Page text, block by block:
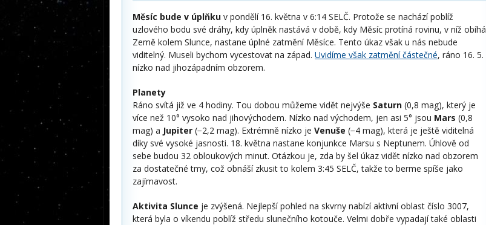
Měsíc bude v úplňku v pondělí 16. května v 6:14 SELČ. Protože se nachází poblíž
uzlového bodu své dráhy, kdy úplněk nastává v době, kdy Měsíc protíná rovinu, v níž obíhá
Země kolem Slunce, nastane úplné zatmění Měsíce. Tento úkaz však u nás nebude
viditelný. Museli bychom vycestovat na západ. Uvidíme však zatmění částečné, ráno 16. 5.
nízko nad jihozápadním obzorem.
Planety
Ráno svítá již ve 4 hodiny. Tou dobou můžeme vidět nejvýše Saturn (0,8 mag), který je
více než 10° vysoko nad jihovýchodem. Nízko nad východem, jen asi 5° jsou Mars (0,8
mag) a Jupiter (−2,2 mag). Extrémně nízko je Venuše (−4 mag), která je ještě viditelná
díky své vysoké jasnosti. 18. května nastane konjunkce Marsu s Neptunem. Úhlově od
sebe budou 32 obloukových minut. Otázkou je, zda by šel úkaz vidět nízko nad obzorem
za dostatečné tmy, což obnáší zkusit to kolem 3:45 SELČ, takže to berme spíše jako
zajímavost.
Aktivita Slunce je zvýšená. Nejlepší pohled na skvrny nabízí aktivní oblast číslo 3007,
která byla o víkendu poblíž středu slunečního kotouče. Velmi dobře vypadají také oblasti